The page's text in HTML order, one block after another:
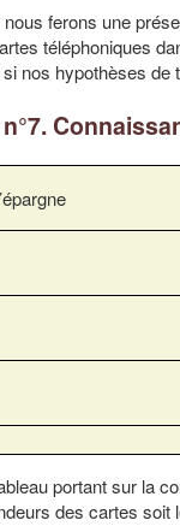
ferons une
téléphoniques
nos hypothèses
portant sur la
des cartes soit